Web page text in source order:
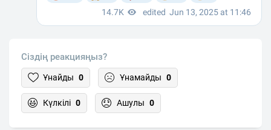
Сіздің реакцияңыз?
Ұнайды 0 Ұнамайды 0
Күлкілі 0 Ашулы 0